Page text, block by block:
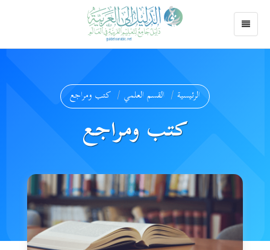
الرئيسية القسم العلمي كتب ومراجع
كتب ومراجع